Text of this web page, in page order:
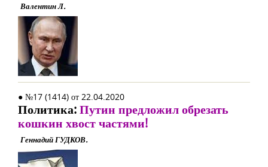
Валентин Л.
● №17 (1414) от 22.04.2020
Политика:Путин предложил обрезать
кошкин хвост частями!
Геннадий ГУДКОВ.